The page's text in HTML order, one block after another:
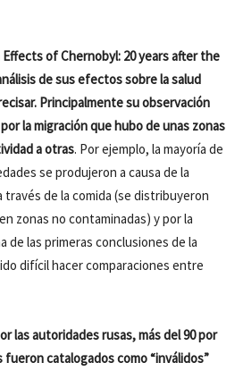
of Chernobyl: 20 years after the
de sus efectos sobre la salud
Principalmente su observación
la migración que hubo de unas zonas
a otras. Por ejemplo, la mayoría de
se produjeron a causa de la
través de la comida (se distribuyeron
zonas no contaminadas) y por la
de las primeras conclusiones de la
difícil hacer comparaciones entre
las autoridades rusas, más del 90 por
catalogados como “inválidos”